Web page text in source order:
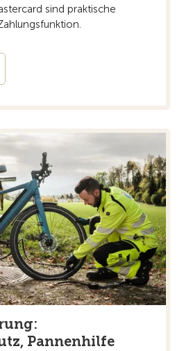
sind praktische
Pannenhilfe